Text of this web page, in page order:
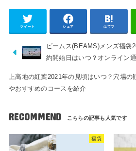
ツイート シェア はてブ
ビームス(BEAMS)メンズ福袋
約開始日はいつ？オンライン
上高地の紅葉2021年の見頃はいつ？穴場の
やおすすめのコースを紹介
RECOMMEND
福袋